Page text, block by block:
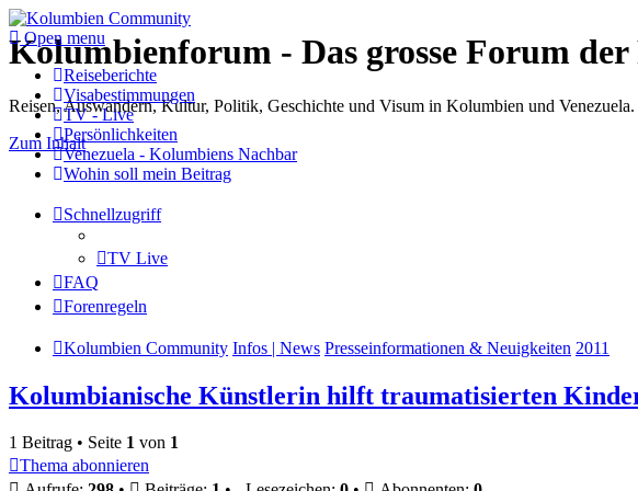
Kolumbienforum - Das grosse Forum
Reisen, Auswandern, Kultur, Politik, Geschichte und Visum in Kolumbien und
Zum Inhalt
Open menu
Reiseberichte
Visabestimmungen
TV - Live
Persönlichkeiten
Venezuela - Kolumbiens Nachbar
Wohin soll mein Beitrag
Schnellzugriff
TV Live
FAQ
Forenregeln
Kolumbien Community Infos | News Presseinformationen & Neuigkeiten 2011
Kolumbianische Künstlerin hilft traumatisierten
1 Beitrag • Seite 1 von 1
Thema abonnieren